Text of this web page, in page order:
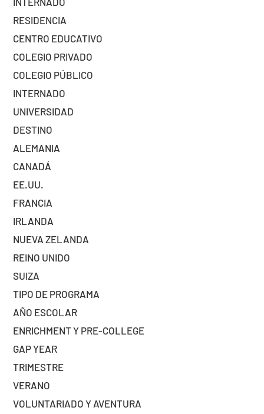
RESIDENCIA
CENTRO EDUCATIVO
COLEGIO PRIVADO
COLEGIO PÚBLICO
INTERNADO
UNIVERSIDAD
DESTINO
ALEMANIA
CANADÁ
EE.UU.
FRANCIA
IRLANDA
NUEVA ZELANDA
REINO UNIDO
SUIZA
TIPO DE PROGRAMA
AÑO ESCOLAR
ENRICHMENT Y PRE-COLLEGE
GAP YEAR
TRIMESTRE
VERANO
VOLUNTARIADO Y AVENTURA